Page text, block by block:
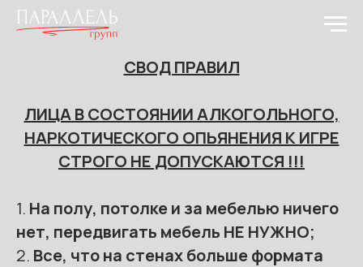
СВОД ПРАВИЛ
ЛИЦА В СОСТОЯНИИ АЛКОГОЛЬНОГО,
НАРКОТИЧЕСКОГО ОПЬЯНЕНИЯ К ИГРЕ
СТРОГО НЕ ДОПУСКАЮТСЯ !!!
1. На полу, потолке и за мебелью ничего
нет, передвигать мебель НЕ НУЖНО;
2. Все, что на стенах больше формата